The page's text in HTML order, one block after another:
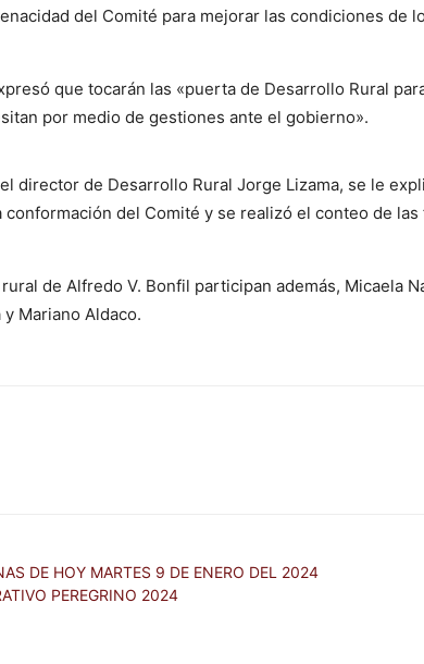
del Comité para mejorar las condiciones de
que tocarán las «puerta de Desarrollo Rural
por medio de gestiones ante el gobierno».
director de Desarrollo Rural Jorge Lizama, se le
del Comité y se realizó el conteo de las
de Alfredo V. Bonfil participan además, Micaela
Mariano Aldaco.
DE HOY MARTES 9 DE ENERO DEL 2024
PEREGRINO 2024